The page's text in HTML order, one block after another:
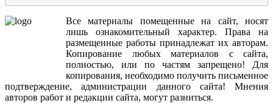
Все материалы помещенные на сайт,носят
лишь
ознакомительный характер. Права
на
размещенные работы принадлежат их авторам.
Копирование
любых материалов с сайта,
полностью, или по частям запрещено! Для
копирования, необходимо получить письменное
подтверждение,администрации данного сайта! Мнения
авторов работ и редакции сайта, могут разниться.